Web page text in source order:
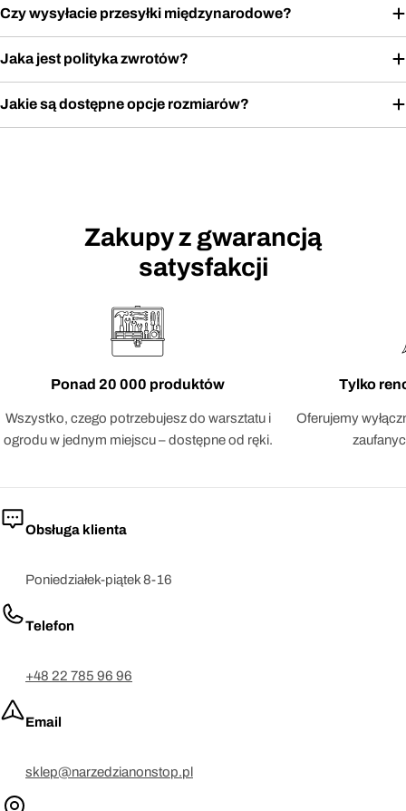
Czy wysyłacie przesyłki międzynarodowe?
Jaka jest polityka zwrotów?
Jakie są dostępne opcje rozmiarów?
Zakupy z gwarancją
satysfakcji
Ponad 20 000 produktów
Wszystko, czego potrzebujesz do warsztatu i
ogrodu w jednym miejscu – dostępne od ręki.
Tylko
Oferujemy
Obsługa klienta
Poniedziałek-piątek 8-16
Telefon
+48 22 785 96 96
Email
sklep@narzedzianonstop.pl